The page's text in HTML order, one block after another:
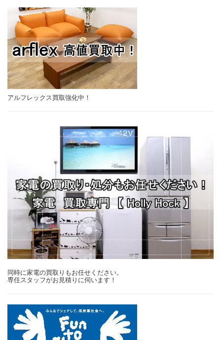
アルフレックス買取強化中！
同時に家電の買取りもお任せください。
専任スタッフがお見積りに伺います！